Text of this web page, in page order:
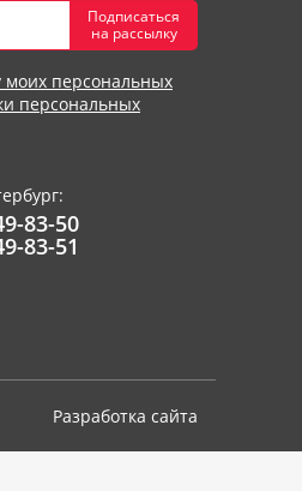
Подписаться
на рассылку
моих персональных
персональных
83-50
83-51
Разработка сайта